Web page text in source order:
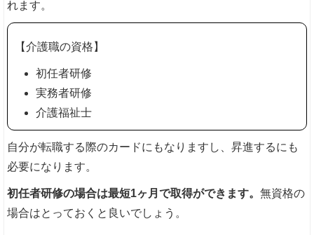
れます。
【介護職の資格】
初任者研修
実務者研修
介護福祉士
自分が転職する際のカードにもなりますし、昇進するにも
必要になります。
初任者研修の場合は最短1ヶ月で取得ができます。無資格の
場合はとっておくと良いでしょう。